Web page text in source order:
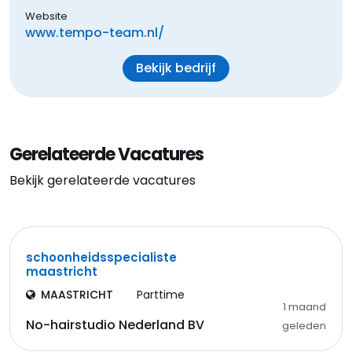
Website
www.tempo-team.nl/
Bekijk bedrijf
Gerelateerde Vacatures
Bekijk gerelateerde vacatures
schoonheidsspecialiste
maastricht
MAASTRICHT Parttime
No-hairstudio Nederland BV
1 maand
geleden